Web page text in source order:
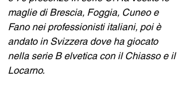
maglie di Brescia, Foggia, Cuneo e
Fano nei professionisti italiani, poi è
andato in Svizzera dove ha giocato
nella serie B elvetica con il Chiasso e il
Locarno.